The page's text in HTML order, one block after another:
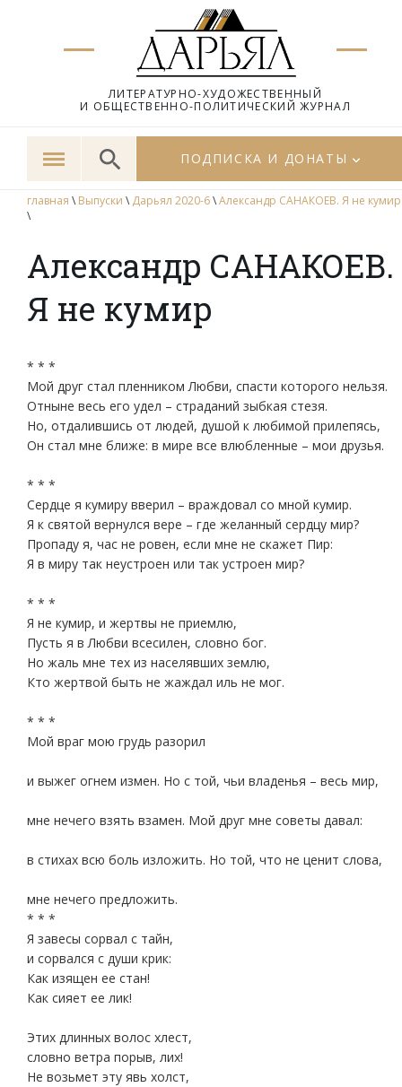
ЛИТЕРАТУРНО-ХУДОЖЕСТВЕННЫЙ
И ОБЩЕСТВЕННО-ПОЛИТИЧЕСКИЙ ЖУРНАЛ
ПОДПИСКА И ДОНАТЫ
главная \ Выпуски \ Дарьял 2020-6\Александр САНАКОЕВ. Я не кумир
\
Александр САНАКОЕВ.
Я не кумир
* * *
Мой друг стал пленником Любви, спасти которого нельзя.
Отныне весь его удел – страданий зыбкая стезя.
Но, отдалившись от людей, душой к любимой прилепясь,
Он стал мне ближе: в мире все влюбленные – мои друзья.
* * *
Сердце я кумиру вверил – враждовал со мной кумир.
Я к святой вернулся вере – где желанный сердцу мир?
Пропаду я, час не ровен, если мне не скажет Пир:
Я в миру так неустроен или так устроен мир?
* * *
Я не кумир, и жертвы не приемлю,
Пусть я в Любви всесилен, словно бог.
Но жаль мне тех из населявших землю,
Кто жертвой быть не жаждал иль не мог.
* * *
Мой враг мою грудь разорил
и выжег огнем измен. Но с той, чьи владенья – весь мир,
мне нечего взять взамен. Мой друг мне советы давал:
в стихах всю боль изложить. Но той, что не ценит слова,
мне нечего предложить.
* * *
Я завесы сорвал с тайн,
и сорвался с души крик:
Как изящен ее стан!
Как сияет ее лик!
Этих длинных волос хлест,
словно ветра порыв, лих!
Не возьмет эту явь холст,